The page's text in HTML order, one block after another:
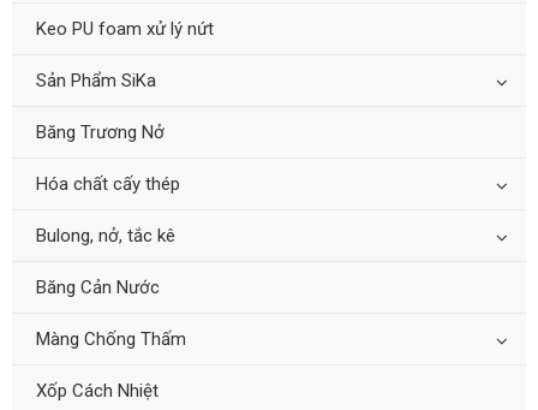
Keo PU foam xử lý nứt
Sản Phẩm SiKa
Băng Trương Nở
Hóa chất cấy thép
Bulong, nở, tắc kê
Băng Cản Nước
Màng Chống Thấm
Xốp Cách Nhiệt